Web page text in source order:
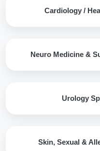
Cardiology /
Neuro Medicine &
Urology
Skin, Sexual &